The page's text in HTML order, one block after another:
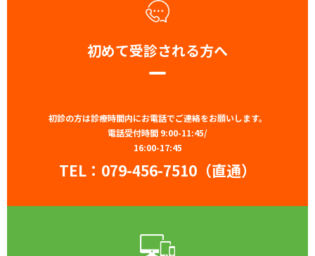
初めて受診される方へ
初診の方は診療時間内にお電話でご連絡をお願いします。
電話受付時間 9:00-11:45/
16:00-17:45
TEL： 079-456-7510（直通）